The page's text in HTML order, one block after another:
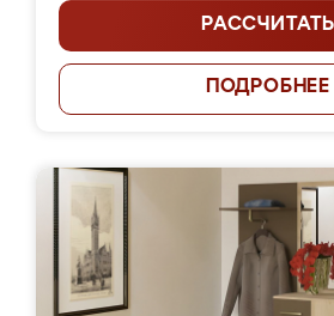
РАССЧИТАТЬ
ПОДРОБНЕЕ